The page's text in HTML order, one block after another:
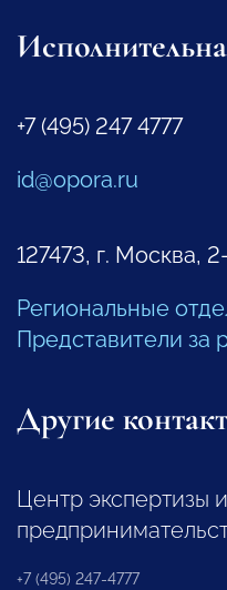
+7 (495) 247 4777
id@opora.ru
127473, г. Москва,
Региональные
Представители за
Другие
Центр экспертизы
+7 (495) 247-4777